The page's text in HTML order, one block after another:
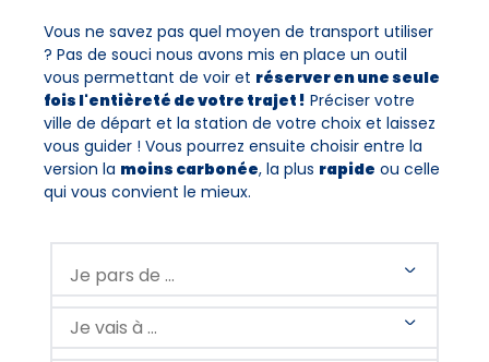
Vous ne savez pas quel moyen de transport utiliser
? Pas de souci nous avons mis en place un outil
vous permettant de voir et réserver en une seule
fois l'entièreté de votre trajet ! Préciser votre
ville de départ et la station de votre choix et laissez
vous guider ! Vous pourrez ensuite choisir entre la
version la moins carbonée, la plus rapide ou celle
qui vous convient le mieux.